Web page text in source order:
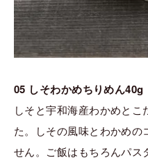
05 しそわかめちりめん40g
しそと宇和海産わかめと
た。しその風味とわかめの
せん。ご飯はもちろんパス